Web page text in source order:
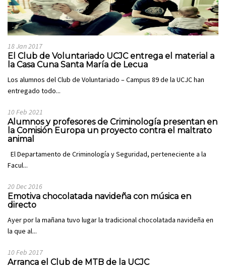
18 Jan 2017
El Club de Voluntariado UCJC entrega el material a
la Casa Cuna Santa María de Lecua
Los alumnos del Club de Voluntariado – Campus 89 de la UCJC han
entregado todo...
10 Feb 2021
Alumnos y profesores de Criminología presentan en
la Comisión Europa un proyecto contra el maltrato
animal
El Departamento de Criminología y Seguridad, perteneciente a la
Facul...
20 Dec 2016
Emotiva chocolatada navideña con música en
directo
Ayer por la mañana tuvo lugar la tradicional chocolatada navideña en
la que al...
10 Feb 2017
Arranca el Club de MTB de la UCJC